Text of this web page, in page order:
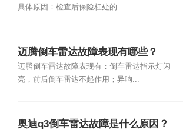
具体原因：检查后保险杠处的...
迈腾倒车雷达故障表现有哪些？
迈腾倒车雷达故障表现有：倒车雷达指示灯闪
亮，前后倒车雷达不起作用；异响...
奥迪q3倒车雷达故障是什么原因？